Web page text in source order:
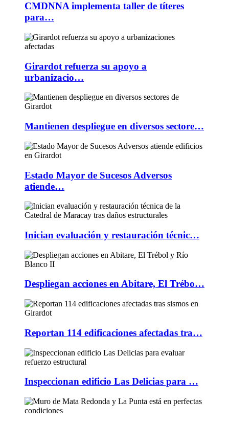
CMDNNA implementa taller de títeres
para…
Girardot refuerza su apoyo a
urbanizacio…
Mantienen despliegue en diversos sectore…
Estado Mayor de Sucesos Adversos
atiende…
Inician evaluación y restauración técnic…
Despliegan acciones en Abitare, El Trébo…
Reportan 114 edificaciones afectadas tra…
Inspeccionan edificio Las Delicias para …